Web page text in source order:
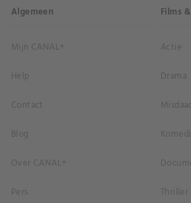
Algemeen
Mijn CANAL+
Help
Contact
Blog
Over CANAL+
Pers
Films
Actie
Drama
Thriller